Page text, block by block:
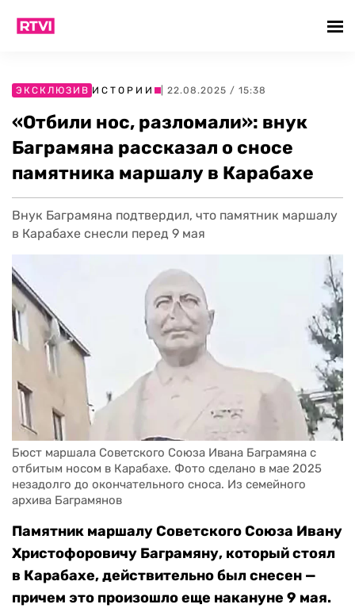
ЭКСКЛЮЗИВ ИСТОРИИ | 22.08.2025 / 15:38
«Отбили нос, разломали»: внук
Баграмяна рассказал о сносе
памятника маршалу в Карабахе
Внук Баграмяна подтвердил, что памятник маршалу
в Карабахе снесли перед 9 мая
Бюст маршала Советского Союза Ивана Баграмяна с
отбитым носом в Карабахе. Фото сделано в мае 2025
незадолго до окончательного сноса. Из семейного
архива Баграмянов
Памятник маршалу Советского Союза Ивану
Христофоровичу Баграмяну, который стоял
в Карабахе, действительно был снесен —
причем это произошло еще накануне 9 мая.